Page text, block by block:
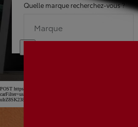
Quelle marque recherchez-vous ?
Marque
POST https://usc-webcomponents.toyota-europe.com/v1/car-filter-